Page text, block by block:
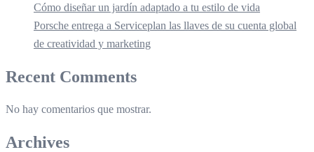
Cómo diseñar un jardín adaptado a tu estilo de vida
Porsche entrega a Serviceplan las llaves de su cuenta global
de creatividad y marketing
Recent Comments
No hay comentarios que mostrar.
Archives